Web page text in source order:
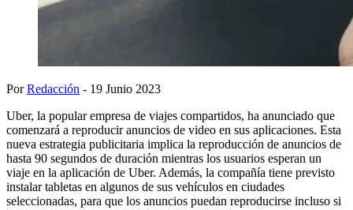
PorRedacción - 19 Junio 2023
Uber, la popular empresa de viajes compartidos, ha anunciado que
comenzará a reproducir anuncios de video en sus aplicaciones. Esta
nueva estrategia publicitaria implica la reproducción de anuncios de
hasta 90 segundos de duración mientras los usuarios esperan un
viaje en la aplicación de Uber. Además, la compañía tiene previsto
instalar tabletas en algunos de sus vehículos en ciudades
seleccionadas, para que los anuncios puedan reproducirse incluso si